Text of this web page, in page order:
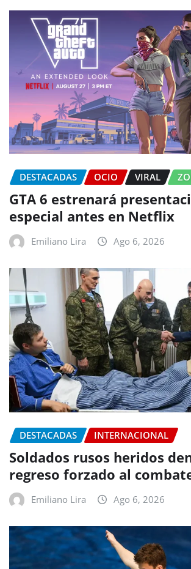
DESTACADAS OCIO VIRAL
GTA 6 estrenará
especial antes en Netflix
Emiliano Lira Ago 6, 2026
DESTACADAS INTERNACIONAL
Soldados rusos heridos
regreso forzado al
Emiliano Lira Ago 6, 2026